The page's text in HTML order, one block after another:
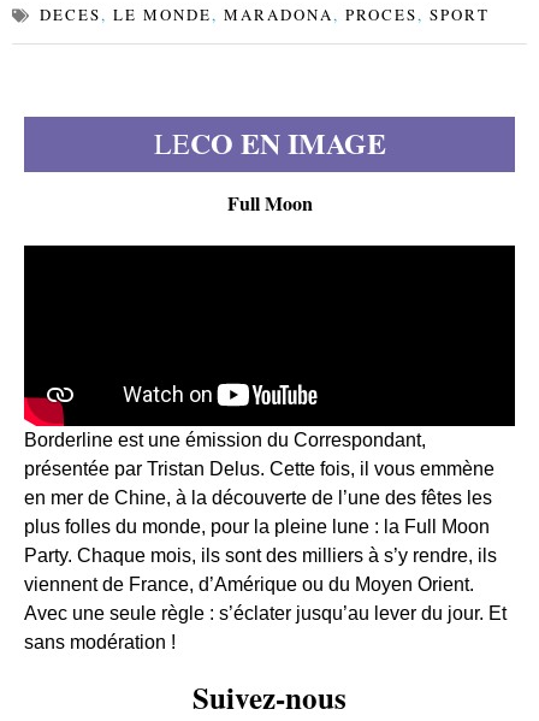
DECES, LE MONDE, MARADONA, PROCES, SPORT
LECO EN IMAGE
Full Moon
Borderline est une émission du Correspondant,
présentée par Tristan Delus. Cette fois, il vous emmène
en mer de Chine, à la découverte de l’une des fêtes les
plus folles du monde, pour la pleine lune : la Full Moon
Party. Chaque mois, ils sont des milliers à s’y rendre, ils
viennent de France, d’Amérique ou du Moyen Orient.
Avec une seule règle : s’éclater jusqu’au lever du jour. Et
sans modération !
Suivez-nous